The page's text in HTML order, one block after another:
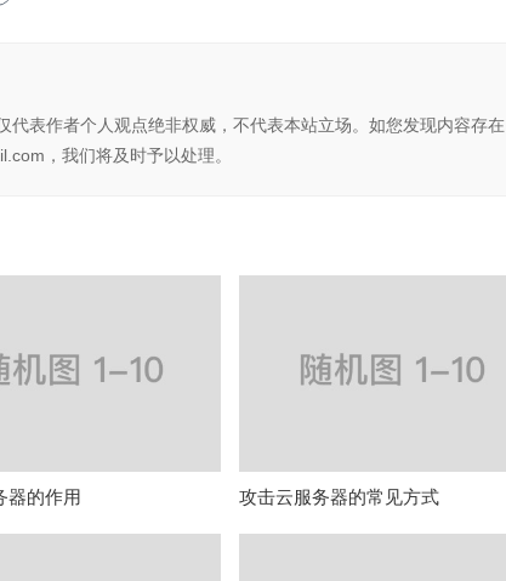
代表作者个人观点绝非权威，不代表本站立场。如您发现内容存在
，我们将及时予以处理。
器的作用 攻击云服务器的常见方式